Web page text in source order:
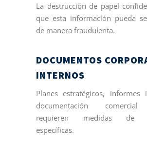
La destrucción de papel
que esta información pueda
de manera fraudulenta.
DOCUMENTOS
INTERNOS
Planes estratégicos, informes
documentación
requieren medidas de
específicas.